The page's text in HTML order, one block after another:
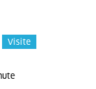
Visite